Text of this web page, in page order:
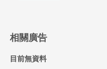
相關廣告
目前無資料